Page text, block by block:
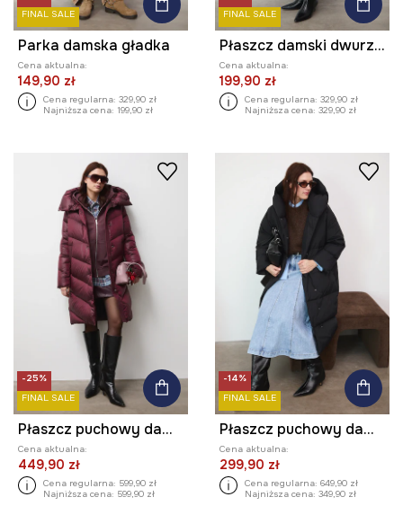
FINAL SALE
Parka damska gładka
Cena aktualna:
149,90 zł
Cena regularna: 329,90 zł
Najniższa cena: 199,90 zł
FINAL SALE
Płaszcz damski dwurzędowy z fakturą
Cena aktualna:
199,90 zł
Cena regularna: 329,90 zł
Najniższa cena: 329,90 zł
-25%
FINAL SALE
Płaszcz puchowy damski pikowany
Cena aktualna:
449,90 zł
Cena regularna: 599,90 zł
Najniższa cena: 599,90 zł
-14%
FINAL SALE
Płaszcz puchowy damski pikowany
Cena aktualna:
299,90 zł
Cena regularna: 649,90 zł
Najniższa cena: 349,90 zł